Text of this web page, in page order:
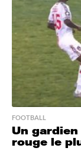
FOOTBALL
Un
rouge le